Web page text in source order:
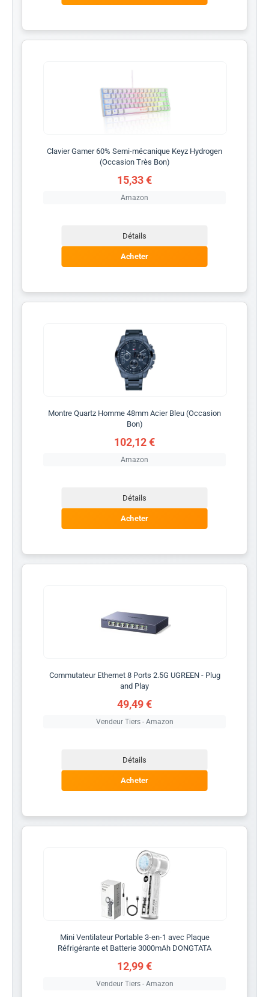
Clavier Gamer 60% Semi-mécanique Keyz Hydrogen
(Occasion Très Bon)
15,33 €
Amazon
Détails
Acheter
Montre Quartz Homme 48mm Acier Bleu (Occasion
Bon)
102,12 €
Amazon
Détails
Acheter
Commutateur Ethernet 8 Ports 2.5G UGREEN - Plug
and Play
49,49 €
Vendeur Tiers - Amazon
Détails
Acheter
Mini Ventilateur Portable 3-en-1 avec Plaque
Réfrigérante et Batterie 3000mAh DONGTATA
12,99 €
Vendeur Tiers - Amazon